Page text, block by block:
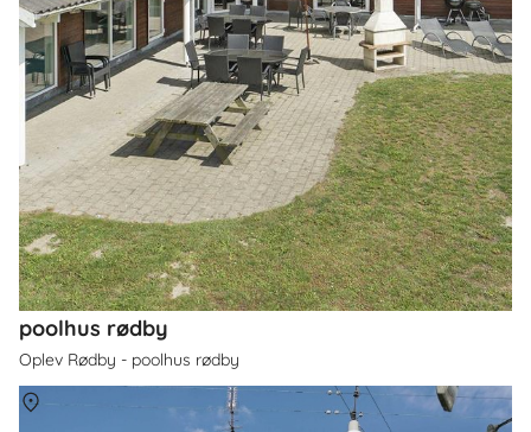
poolhus rødby
Oplev Rødby - poolhus rødby